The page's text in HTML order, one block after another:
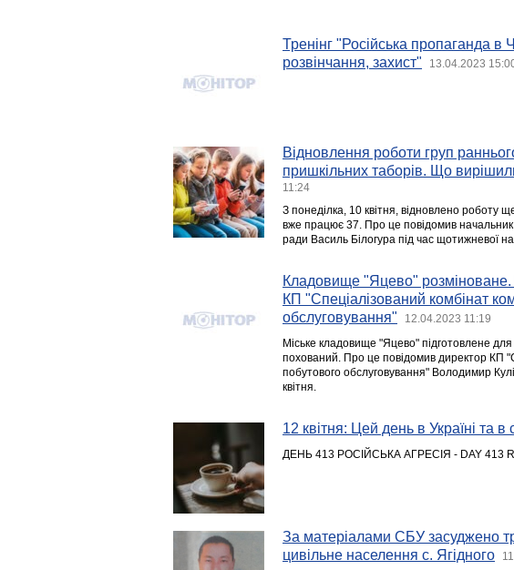
Тренінг "Російська пропаганда в
розвінчання, захист"
13.04.2023
Відновлення роботи груп
пришкільних таборів. Що
11:24
З понеділка, 10 квітня, відновлено роботу
вже працює 37. Про це повідомив начальник
ради Василь Білогура під час щотижневої
Кладовище "Яцево" розміноване.
КП "Спеціалізований комбінат
обслуговування"
12.04.2023 11:19
Міське кладовище "Яцево" підготовлене для
похований. Про це повідомив директор КП
побутового обслуговування" Володимир
квітня.
12 квітня: Цей день в Україні та в
ДЕНЬ 413 РОСІЙСЬКА АГРЕСІЯ - DAY 413
За матеріалами СБУ засуджено
цивільне населення с. Ягідного